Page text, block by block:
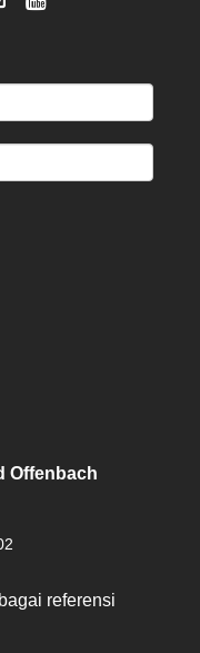
Offenbach
referensi